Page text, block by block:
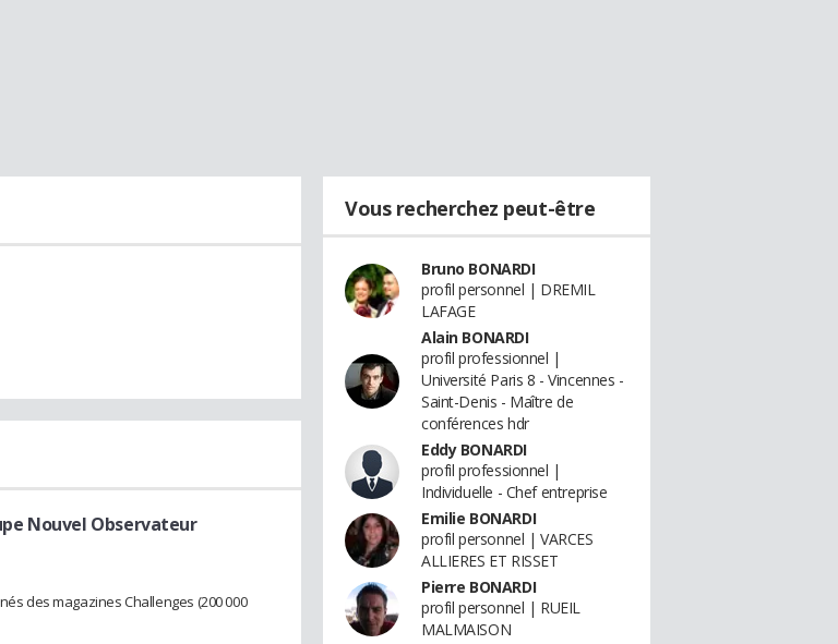
Nouvel Observateur
des magazines Challenges (200 000
Vous recherchez peut-être
Bruno BONARDI
profil personnel | DREMIL
LAFAGE
Alain BONARDI
profil professionnel |
Université Paris 8 - Vincennes -
Saint-Denis - Maître de
conférences hdr
Eddy BONARDI
profil professionnel |
Individuelle - Chef entreprise
Emilie BONARDI
profil personnel | VARCES
ALLIERES ET RISSET
Pierre BONARDI
profil personnel | RUEIL
MALMAISON